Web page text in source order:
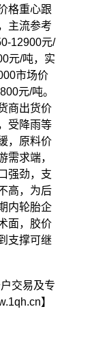
格重心跟
主流参考
12900元/
元/吨，实
市场价
元/吨。
商出货价
受降雨等
，原料价
需求端，
强劲，支
高，为后
内轮胎企
面，胶价
支撑可继
交易及专
】